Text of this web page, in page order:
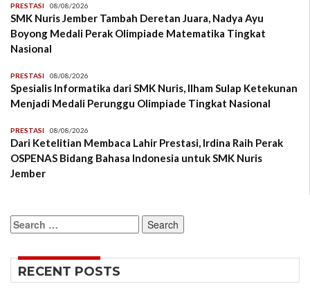
PRESTASI 08/08/2026
SMK Nuris Jember Tambah Deretan Juara, Nadya Ayu
Boyong Medali Perak Olimpiade Matematika Tingkat
Nasional
PRESTASI 08/08/2026
Spesialis Informatika dari SMK Nuris, Ilham Sulap Ketekunan
Menjadi Medali Perunggu Olimpiade Tingkat Nasional
PRESTASI 08/08/2026
Dari Ketelitian Membaca Lahir Prestasi, Irdina Raih Perak
OSPENAS Bidang Bahasa Indonesia untuk SMK Nuris
Jember
Search
for:
RECENT POSTS